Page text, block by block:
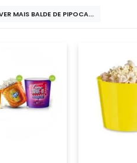
MAIS BALDE DE PIPOCA...